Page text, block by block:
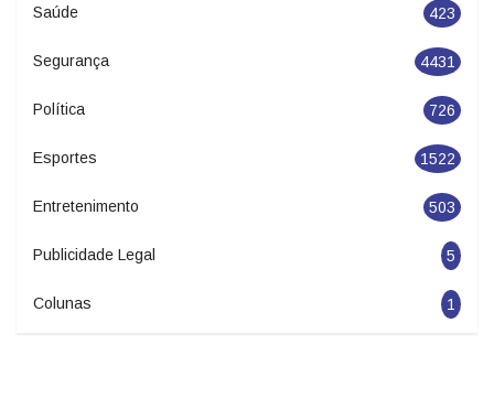
Saúde 423
Segurança 4431
Política 726
Esportes 1522
Entretenimento 503
Publicidade Legal 5
Colunas 1